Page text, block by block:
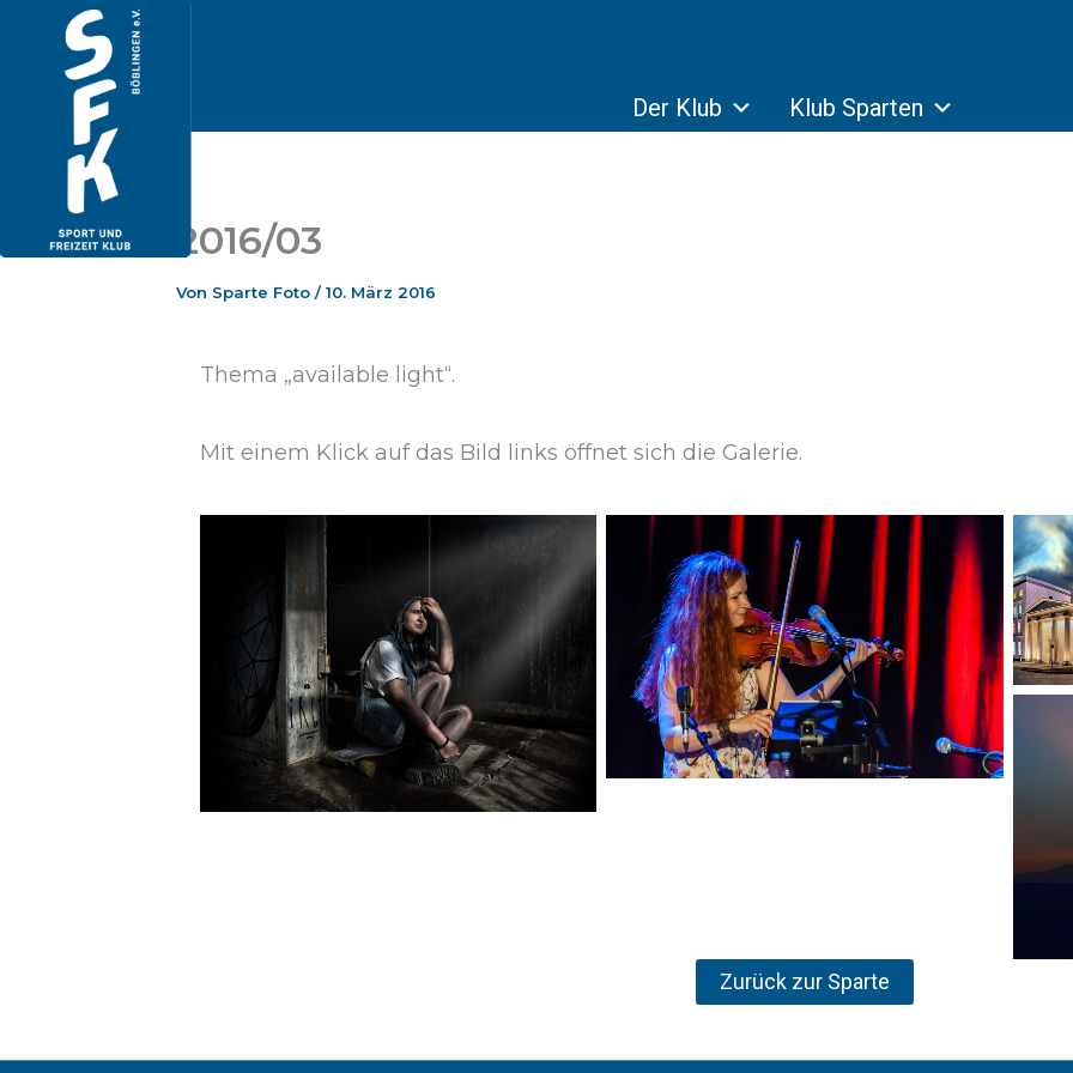
springen
Der Klub Klub Sparten
2016/03
Von Sparte Foto /10. März 2016
Thema „available light“.
Mit einem Klick auf das Bild links öffnet sich die Galerie.
Zurück zur Sparte